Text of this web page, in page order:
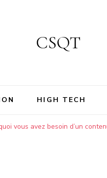
CSQT
HIGH TECH
vous avez besoin d’un